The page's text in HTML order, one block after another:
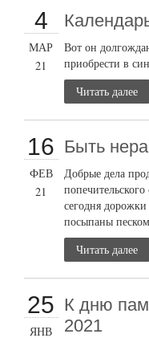
4
МАР
21
Вот он
приобрести в
Читать далее
16
ФЕВ
21
Быть
Добрые дела
сегодня
посыпаны
Читать далее
25
ЯНВ
К дню
2021